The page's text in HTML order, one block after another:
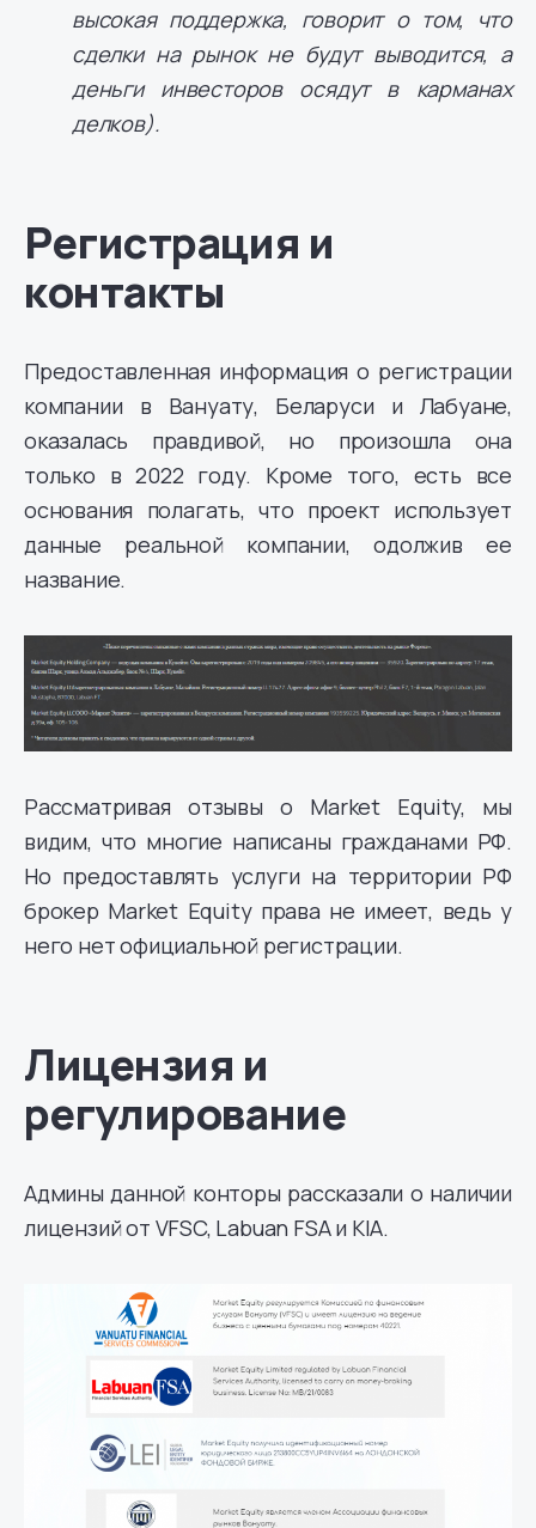
высокая поддержка, говорит о том, что
сделки на рынок не будут выводится, а
деньги инвесторов осядут в карманах
делков).
Регистрация и
контакты
Предоставленная информация о регистрации
компании в Вануату, Беларуси и Лабуане,
оказалась правдивой, но произошла она
только в 2022 году. Кроме того, есть все
основания полагать, что проект использует
данные реальной компании, одолжив ее
название.
Рассматривая отзывы о Market Equity, мы
видим, что многие написаны гражданами РФ.
Но предоставлять услуги на территории РФ
брокер Market Equity права не имеет, ведь у
него нет официальной регистрации.
Лицензия и
регулирование
Админы данной конторы рассказали о наличии
лицензий от VFSC, Labuan FSA и KIA.